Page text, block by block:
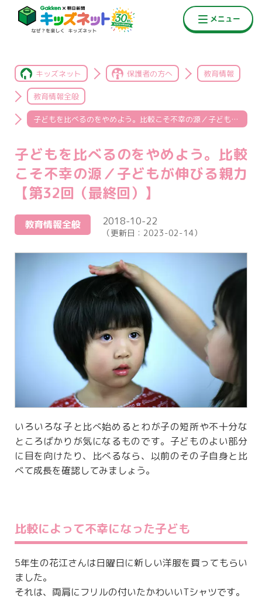
キッズネット 保護者の方へ 教育情報
教育情報全般
子どもを比べるのをやめよう。比較こそ不幸の源／子どもが伸びる親力【第32回（最終回）】
子どもを比べるのをやめよう。比較
こそ不幸の源／子どもが伸びる親力
【第32回（最終回）】
教育情報全般 2018-10-22
（更新日： 2023-02-14）
いろいろな子と比べ始めるとわが子の短所や不十分な
ところばかりが気になるものです。子どものよい部分
に目を向けたり、比べるなら、以前のその子自身と比
べて成長を確認してみましょう。
比較によって不幸になった子ども
5年生の花江さんは日曜日に新しい洋服を買ってもらい
ました。
それは、両肩にフリルの付いたかわいいTシャツです。